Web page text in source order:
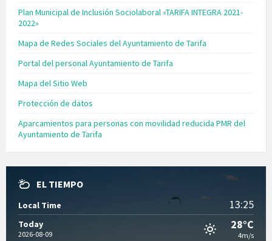
Plan Municipal de Inclusión Sociolaboral «TARIFA INTEGRA 2021-
2022»
Mapa de Redes Sociales del Ayuntamiento de Tarifa
Portal del personal Ayuntamiento de Tarifa
Mapa del Sitio Web
Protección de datos
Aparcamientos para personas con movilidad reducida PMR del
Ayuntamiento de Tarifa
EL TIEMPO
Local Time 13:25
Today
2026-08-09
28°C
4m/s